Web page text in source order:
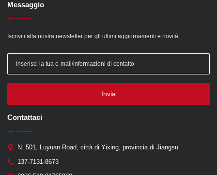
Messaggio
Iscriviti alla nostra newsletter per gli ultimi aggiornamenti e novità
Invia
Contattaci
N. 501, Luyuan Road, città di Yixing, provincia di Jiangsu
137-7131-8673